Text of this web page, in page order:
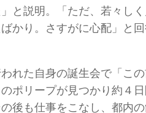
と説明。「ただ、若々し
かり。さすがに心配」と
れた自身の誕生会で「こ
ポリープが見つかり約４
後も仕事をこなし、都内